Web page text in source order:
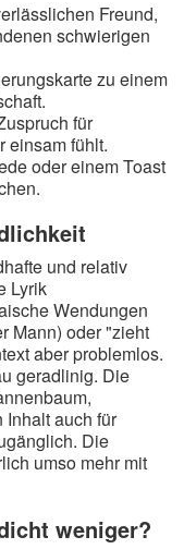
Freund,
schwierigen
zu einem
für
einsam fühlt.
oder einem Toast
und relativ
Lyrik
Wendungen
Mann) oder "zieht
aber problemlos.
geradlinig. Die
Inhalt auch für
Die
umso mehr mit
weniger?